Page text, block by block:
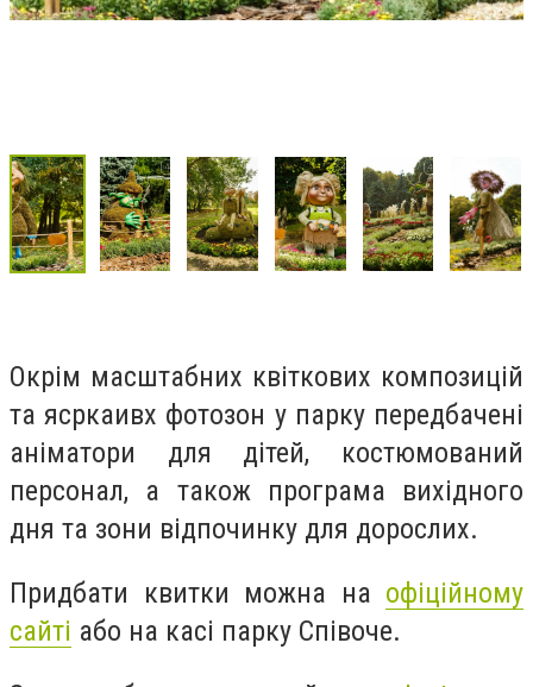
Окрім масштабних квіткових композицій
та ясркаивх фотозон у парку передбачені
аніматори для дітей, костюмований
персонал, а також програма вихідного
дня та зони відпочинку для дорослих.
Придбати квитки можна на офіційному
сайті або на касі парку Співоче.